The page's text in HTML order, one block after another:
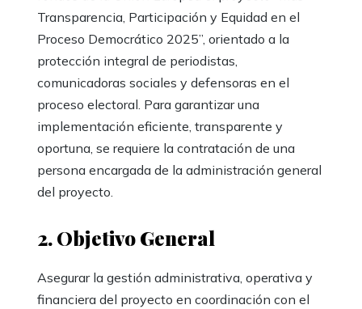
Transparencia, Participación y Equidad en el
Proceso Democrático 2025”, orientado a la
protección integral de periodistas,
comunicadoras sociales y defensoras en el
proceso electoral. Para garantizar una
implementación eficiente, transparente y
oportuna, se requiere la contratación de una
persona encargada de la administración general
del proyecto.
2. Objetivo General
Asegurar la gestión administrativa, operativa y
financiera del proyecto en coordinación con el